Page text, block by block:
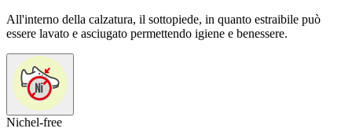
All'interno della calzatura, il sottopiede, in quanto estraibile può
essere lavato e asciugato permettendo igiene e benessere.
Nichel-free